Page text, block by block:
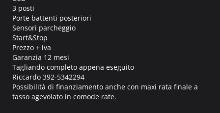
3 posti
Porte battenti posteriori
Sensori parcheggio
Start&Stop
Prezzo + iva
Garanzia 12 mesi
Tagliando completo appena eseguito
Riccardo 392-5342294
Possibilità di finanziamento anche con maxi rata finale a
tasso agevolato in comode rate.